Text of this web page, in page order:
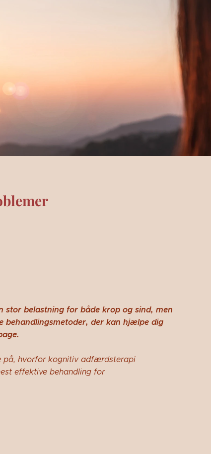
stor belastning for både krop og sind, men
behandlingsmetoder, der kan hjælpe dig
på, hvorfor kognitiv adfærdsterapi
effektive behandling for